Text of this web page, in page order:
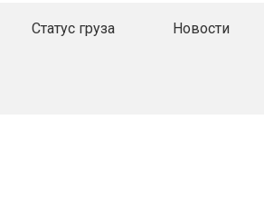
Статус груза Новости